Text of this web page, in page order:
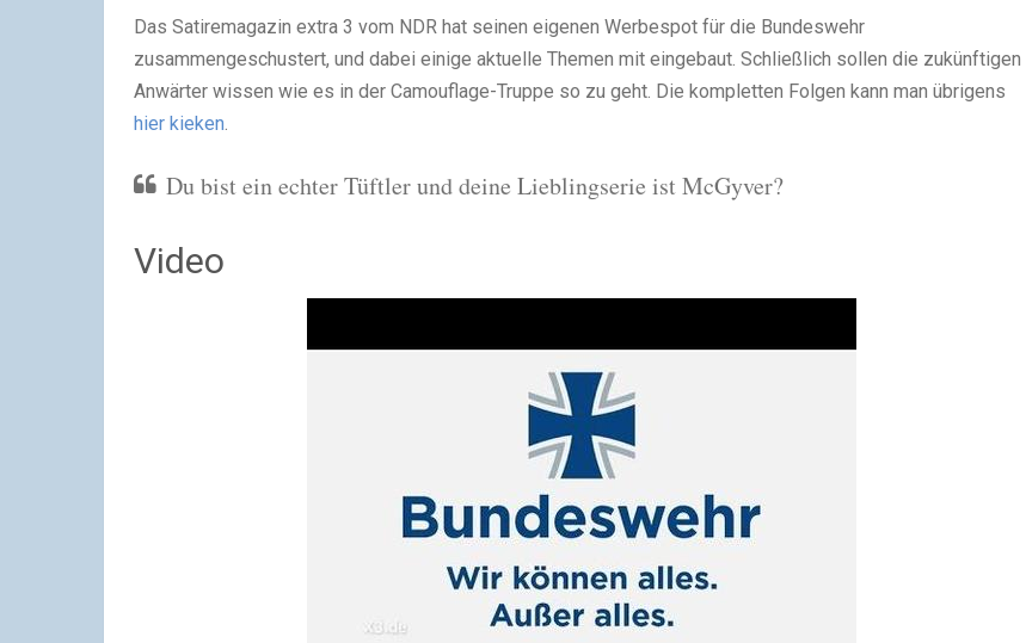
Das Satiremagazin extra 3 vom NDR hat seinen eigenen Werbespot für die Bundeswehr
zusammengeschustert, und dabei einige aktuelle Themen mit eingebaut. Schließlich sollen die zukünftigen
Anwärter wissen wie es in der Camouflage-Truppe so zu geht. Die kompletten Folgen kann man übrigens
hier kieken.
Du bist ein echter Tüftler und deine Lieblingserie ist McGyver?
Video